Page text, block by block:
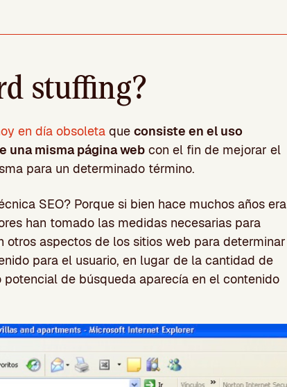
stuffing?
en día obsoleta que consiste en el uso
una misma página web con el fin de mejorar el
para un determinado término.
SEO? Porque si bien hace muchos años era
han tomado las medidas necesarias para
otros aspectos de los sitios web para determinar
para el usuario, en lugar de la cantidad de
de búsqueda aparecía en el contenido